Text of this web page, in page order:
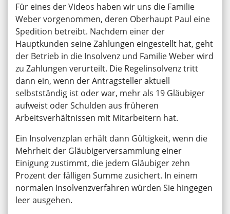
Für eines der Videos haben wir uns die Familie
Weber vorgenommen, deren Oberhaupt Paul eine
Spedition betreibt. Nachdem einer der
Hauptkunden seine Zahlungen eingestellt hat, geht
der Betrieb in die Insolvenz und Familie Weber wird
zu Zahlungen verurteilt. Die Regelinsolvenz tritt
dann ein, wenn der Antragsteller aktuell
selbstständig ist oder war, mehr als 19 Gläubiger
aufweist oder Schulden aus früheren
Arbeitsverhältnissen mit Mitarbeitern hat.
Ein Insolvenzplan erhält dann Gültigkeit, wenn die
Mehrheit der Gläubigerversammlung einer
Einigung zustimmt, die jedem Gläubiger zehn
Prozent der fälligen Summe zusichert. In einem
normalen Insolvenzverfahren würden Sie hingegen
leer ausgehen.